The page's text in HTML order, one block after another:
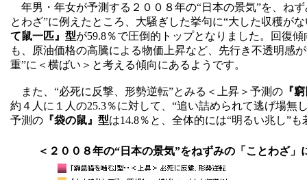
年男・年女が予測する２００８年の“日本の景気”を、ね
とわざ”に例えたところ、大騒ぎした挙句に“大した収穫がな
て鼠一匹』型が59.8％で圧倒的トップとなりました。回復
も、原油価格の高騰による物価上昇など、先行き不透明感
重”に＜横ばい＞と考える傾向にあるようです。
また、“必死に反撃、形勢逆転”とみる＜上昇＞予測の 『
約４人に１人の25.3％に対して、“追い詰められて逃げ場無
予測の 『袋の鼠』型は14.8％と、全体的には“明るい兆し”
＜２００８年の“日本の景気”をねずみの「ことわざ」